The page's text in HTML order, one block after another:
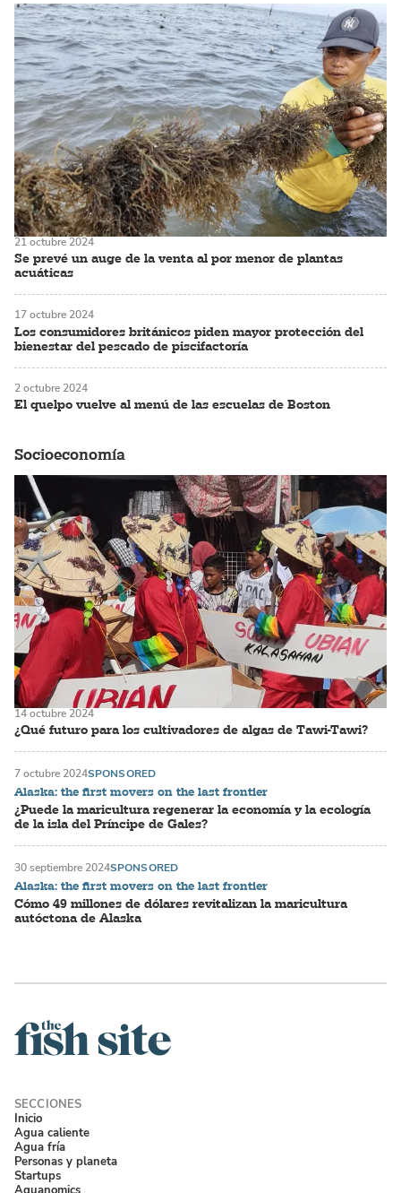
Se prevé un auge de la venta al por menor de plantas
acuáticas
21 octubre 2024
Los consumidores británicos piden mayor protección del
bienestar del pescado de piscifactoría
17 octubre 2024
El quelpo vuelve al menú de las escuelas de Boston
2 octubre 2024
Socioeconomía
¿Qué futuro para los cultivadores de algas de Tawi-Tawi?
14 octubre 2024
Alaska: the first movers on the last frontier
¿Puede la maricultura regenerar la economía y la ecología
de la isla del Príncipe de Gales?
7 octubre 2024SPONSORED
Alaska: the first movers on the last frontier
Cómo 49 millones de dólares revitalizan la maricultura
autóctona de Alaska
30 septiembre 2024SPONSORED
Inicio
Agua caliente
Agua fría
Personas y planeta
Startups
Aquanomics